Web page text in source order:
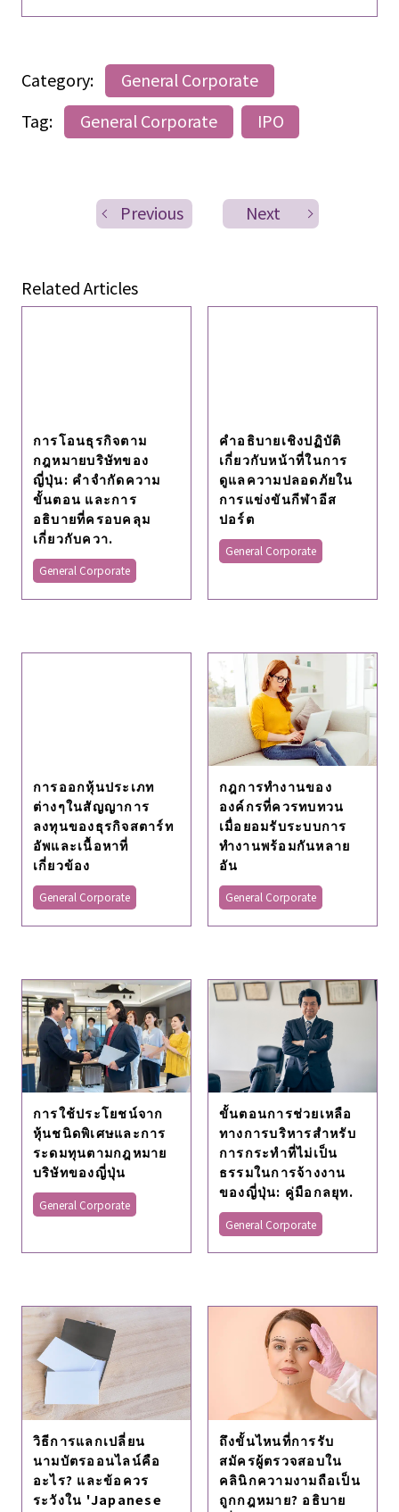
Category:
General Corporate
Tag:
General Corporate IPO
Previous Next
Related Articles
การโอนธุรกิจตาม
กฎหมายบริษัทของ
ญี่ปุ่น: คําจํากัดความ
ขั้นตอน และการ
อธิบายที่ครอบคลุม
เกี่ยวกับควา.
General Corporate
เกี่ยวกับหน้าที่ในการ
ดูแลความปลอดภัยใน
การแข่งขันกีฬาอีส
ปอร์ต
General Corporate
การออกหุ้นประเภท
ต่างๆในสัญญาการ
ลงทุนของธุรกิจสตาร์ท
อัพและเนื้อหาที่
เกี่ยวข้อง
General Corporate
กฎการทำงานของ
องค์กรที่ควรทบทวน
เมื่อยอมรับระบบการ
ทำงานพร้อมกันหลาย
อัน
General Corporate
การใช้ประโยชน์จาก
หุ้นชนิดพิเศษและการ
ระดมทุนตามกฎหมาย
บริษัทของญี่ปุ่น
General Corporate
ขั้นตอนการช่วยเหลือ
ทางการบริหารสําหรับ
การกระทําที่ไม่เป็น
ธรรมในการจ้างงาน
ของญี่ปุ่น: คู่มือกลยุท.
General Corporate
วิธีการแลกเปลี่ยน
นามบัตรออนไลน์คือ
อะไร? และข้อควร
ระวังใน 'Japanese
ถึงขั้นไหนที่การรับ
สมัครผู้ตรวจสอบใน
คลินิกความงามถือเป็น
ถูกกฎหมาย? อธิบาย